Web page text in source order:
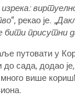
“, рекао је. „
бити присутни
путовати у
до сада, додао
више